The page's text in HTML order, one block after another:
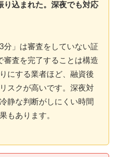
り込まれた。深夜でも対応
3分」は審査をしていない証
審査を完了することは構造
にする業者ほど、融資後
スクが高いです。深夜対
静な判断がしにくい時間
もあります。